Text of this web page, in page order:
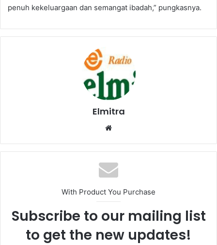
penuh kekeluargaan dan semangat ibadah,” pungkasnya.
Elmitra
Website
With Product You Purchase
Subscribe to our mailing list
to get the new updates!